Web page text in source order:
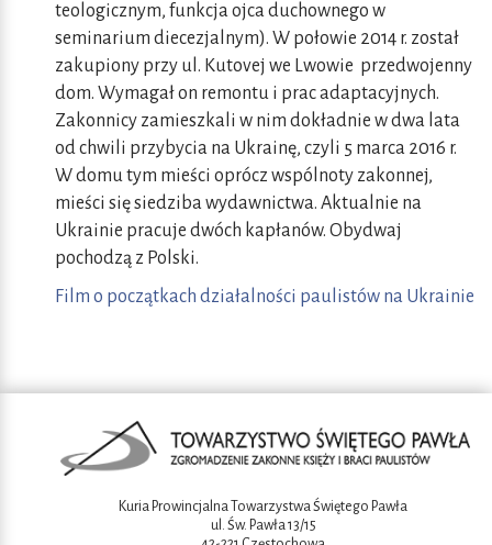
teologicznym, funkcja ojca duchownego w
seminarium diecezjalnym). W połowie 2014 r. został
zakupiony przy ul. Kutovej we Lwowie przedwojenny
dom. Wymagał on remontu i prac adaptacyjnych.
Zakonnicy zamieszkali w nim dokładnie w dwa lata
od chwili przybycia na Ukrainę, czyli 5 marca 2016 r.
W domu tym mieści oprócz wspólnoty zakonnej,
mieści się siedziba wydawnictwa. Aktualnie na
Ukrainie pracuje dwóch kapłanów. Obydwaj
pochodzą z Polski.
Film o początkach działalności paulistów na Ukrainie
Kuria Prowincjalna Towarzystwa Świętego Pawła
ul. Św. Pawła 13/15